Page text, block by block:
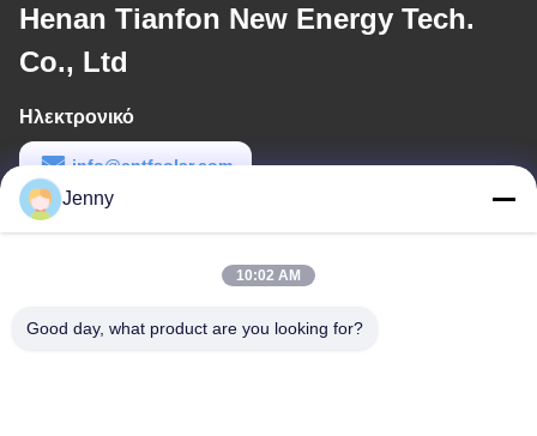
Henan Tianfon New Energy Tech.
Co., Ltd
Ηλεκτρονικό
info@cntfsolar.com
Εργασιακό χρόνο
Jenny
10:02 AM
Good day, what product are you looking for?